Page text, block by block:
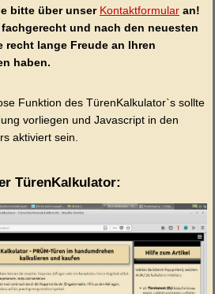
bitte über unser Kontaktformular an!
und nach den neuesten
recht lange Freude an Ihren
haben.
Funktion des TürenKalkulator`s sollte
vorliegen und Javascript in den
aktiviert sein.
TürenKalkulator: